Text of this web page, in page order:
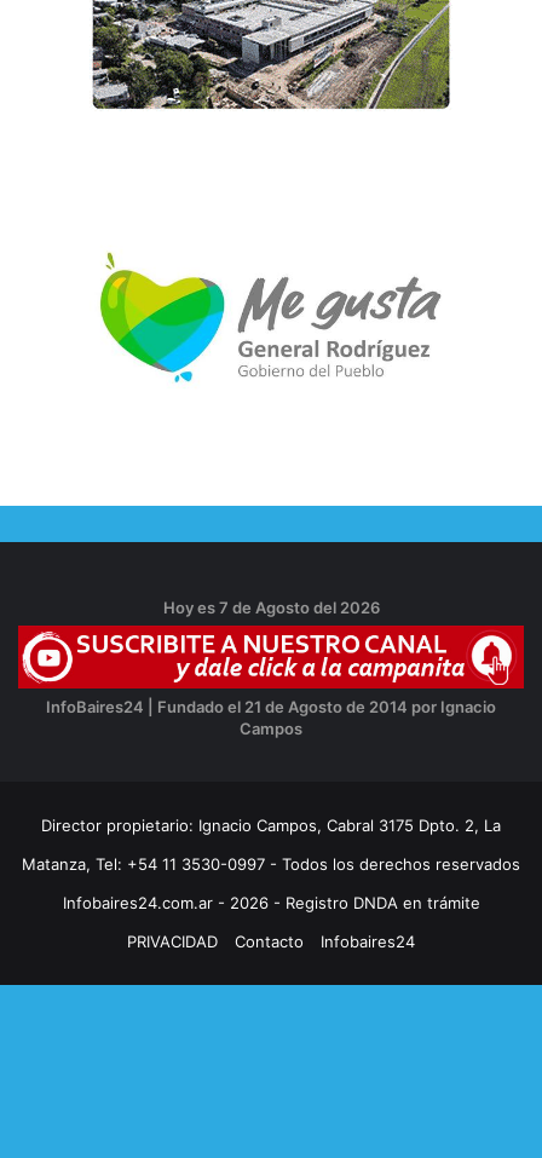
Hoy es 7 de Agosto del 2026
InfoBaires24 | Fundado el 21 de Agosto de 2014 por Ignacio
Campos
Director propietario: Ignacio Campos, Cabral 3175 Dpto. 2, La
Matanza, Tel: +54 11 3530-0997 - Todos los derechos reservados
Infobaires24.com.ar - 2026 - Registro DNDA en trámite
PRIVACIDAD
Contacto Infobaires24